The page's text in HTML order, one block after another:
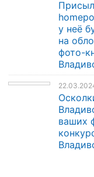
у неё
на
фото-
ваших